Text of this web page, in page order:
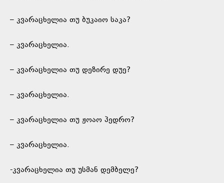
– კვარაცხელია თუ ბუკაიო საკა?
– კვარაცხელია.
– კვარაცხელია თუ დეზირე დუე?
– კვარაცხელია.
– კვარაცხელია თუ ჟოაო პედრო?
– კვარაცხელია.
-კვარაცხელია თუ უსმან დემბელე?